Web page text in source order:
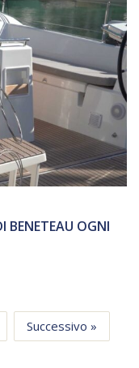
BENETEAU OGNI
Successivo »